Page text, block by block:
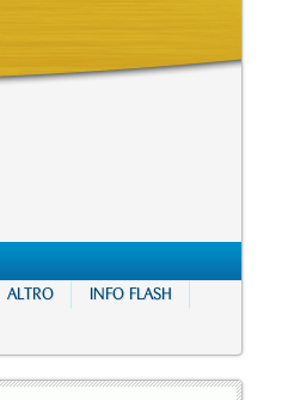
ALTRO INFO FLASH